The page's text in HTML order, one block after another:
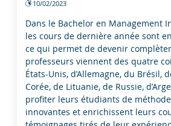
10/02/2023
Dans le Bachelor en Management
les cours de dernière année sont
ce qui permet de devenir
professeurs viennent des quatre
États-Unis, d’Allemagne, du Brésil,
Corée, de Lituanie, de Russie,
profiter leurs étudiants de
innovantes et enrichissent leurs